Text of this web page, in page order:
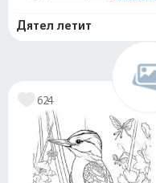
Дятел летит
624